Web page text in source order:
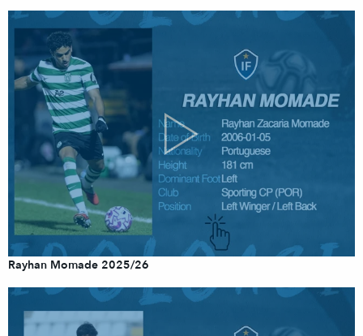
Rayhan Momade 2025/26